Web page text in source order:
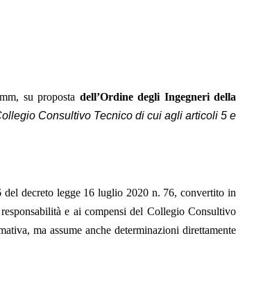
su proposta dell’Ordine degli Ingegneri della
Consultivo Tecnico di cui agli articoli 5 e
del decreto legge 16 luglio 2020 n. 76, convertito in
e ai compensi del Collegio Consultivo
ma assume anche determinazioni direttamente